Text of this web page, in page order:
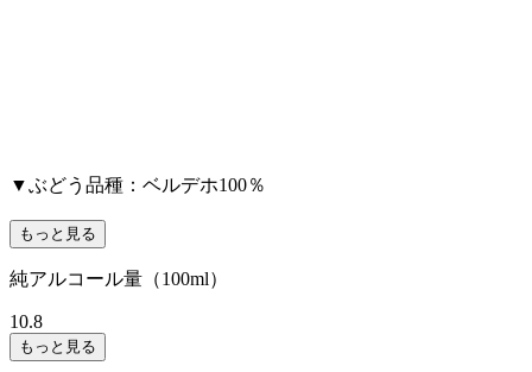
▼ぶどう品種：ベルデホ100％
もっと見る
純アルコール量（100ml）
10.8
もっと見る